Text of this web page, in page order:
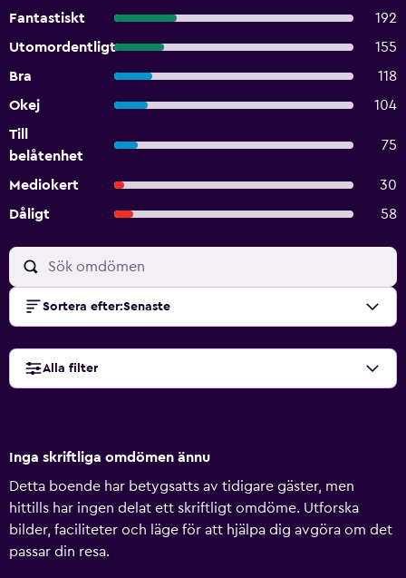
Fantastiskt
192
Utomordentligt
155
Bra
118
Okej
104
Till
belåtenhet
75
Mediokert
30
Dåligt
58
Sortera efter:Senaste
Alla filter
Inga skriftliga omdömen ännu
Detta boende har betygsatts av tidigare gäster, men
hittills har ingen delat ett skriftligt omdöme. Utforska
bilder, faciliteter och läge för att hjälpa dig avgöra om det
passar din resa.